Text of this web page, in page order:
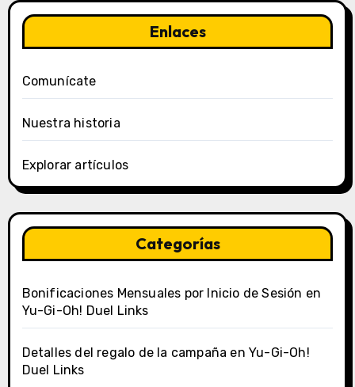
Enlaces
Comunícate
Nuestra historia
Explorar artículos
Categorías
Bonificaciones Mensuales por Inicio de Sesión en
Yu-Gi-Oh! Duel Links
Detalles del regalo de la campaña en Yu-Gi-Oh!
Duel Links